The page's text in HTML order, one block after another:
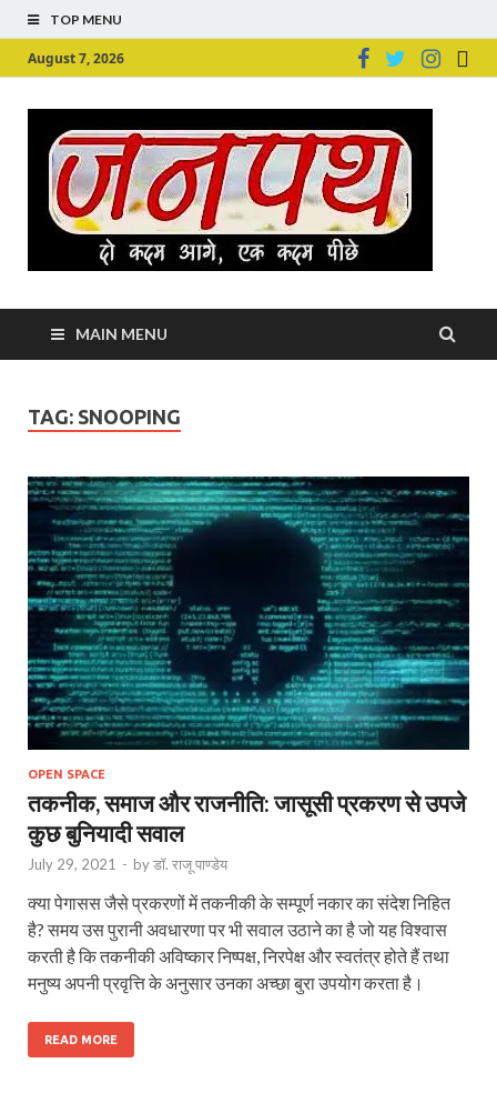
TOP MENU
August 7, 2026
MAIN MENU
TAG: SNOOPING
OPEN SPACE
तकनीक, समाज और राजनीति: जासूसी प्रकरण से उपजे
कुछ बुनियादी सवाल
July 29, 2021 - byडॉ. राजू पाण्डेय
क्या पेगासस जैसे प्रकरणों में तकनीकी के सम्पूर्ण नकार का संदेश निहित
है? समय उस पुरानी अवधारणा पर भी सवाल उठाने का है जो यह विश्वास
करती है कि तकनीकी अविष्कार निष्पक्ष, निरपेक्ष और स्वतंत्र होते हैं तथा
मनुष्य अपनी प्रवृत्ति के अनुसार उनका अच्छा बुरा उपयोग करता है।
READ MORE